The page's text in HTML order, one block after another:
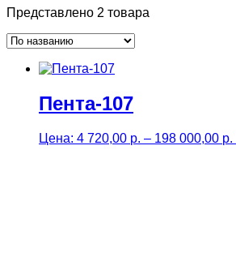
Представлено 2 товара
Пента-107
Цена: 4 720,00 р. – 198 000,00 р.